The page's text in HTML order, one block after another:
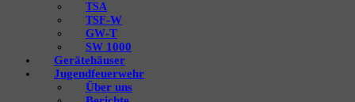
TSA
TSF‑W
GW‑T
SW 1000
Gerätehäuser
Jugendfeuerwehr
Über uns